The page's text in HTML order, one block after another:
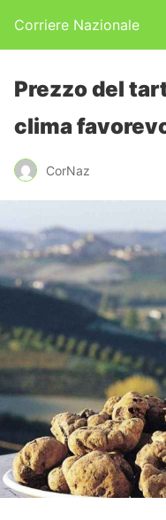
Corriere Nazionale
Prezzo del
clima
CorNaz